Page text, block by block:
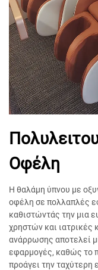
Οφέλη
Η θαλάμη ύπνου με
οφέλη σε πολλαπλές
καθιστώντάς την μια
χρηστών και ιατρικές
ανάρρωσης αποτελεί
εφαρμογές, καθώς το
προάγει την